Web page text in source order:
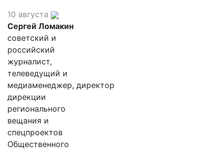
10 августа
Сергей Ломакин
советский и
российский
журналист,
телеведущий и
медиаменеджер, директор
дирекции
регионального
вещания и
спецпроектов
Общественного